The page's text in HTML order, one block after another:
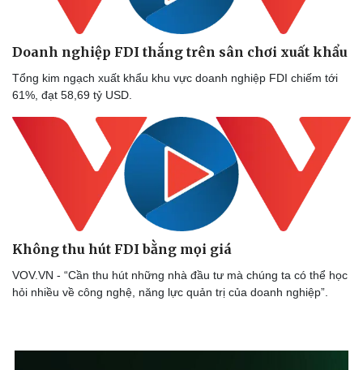
Sức khỏe
Dinh dưỡng - món ngon
Cây thuốc
Nhi khoa
Nam khoa
Làm đẹp - giảm cân
Phòng mạch online
Ăn sạch sống khỏe
Đời sống
Nhà đẹp
Doanh nghiệp FDI thắng trên sân chơi xuất khẩu
Tổng kim ngạch xuất khẩu khu vực doanh nghiệp FDI chiếm tới
61%, đạt 58,69 tỷ USD.
Không thu hút FDI bằng mọi giá
VOV.VN - “Cần thu hút những nhà đầu tư mà chúng ta có thể học
hỏi nhiều về công nghệ, năng lực quản trị của doanh nghiệp”.